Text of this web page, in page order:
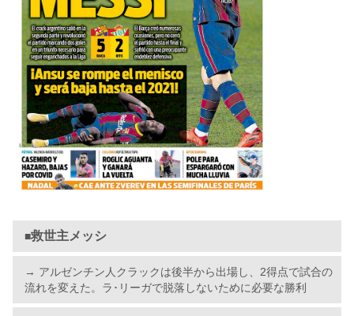
■救世主メッシ
→ アルゼンチン人クラックは後半から出場し、2得点で試合の
流れを変えた。ラ･リーガで脱落しないために必要な勝利